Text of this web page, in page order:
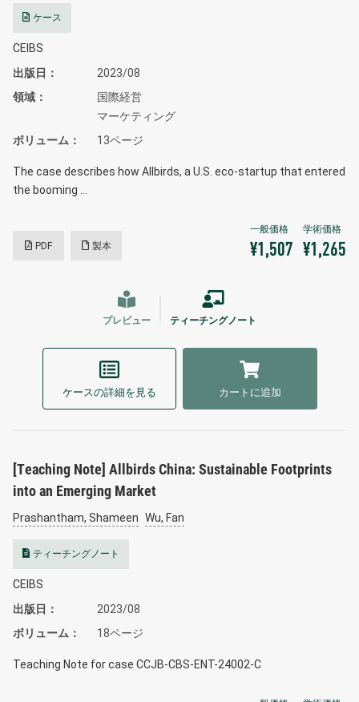
ケース
CEIBS
出版日
2023/08
領域
国際経営
マーケティング
ボリューム
13ページ
The case describes how Allbirds, a U.S. eco-startup that entered
the booming …
PDF 製本 ¥1,507 ¥1,265
プレビュー ティーチングノート
ケースの詳細を見る カートに追加
[Teaching Note] Allbirds China: Sustainable Footprints
into an Emerging Market
Prashantham, Shameen Wu, Fan
ティーチングノート
CEIBS
出版日
2023/08
ボリューム
18ページ
Teaching Note for case CCJB-CBS-ENT-24002-C